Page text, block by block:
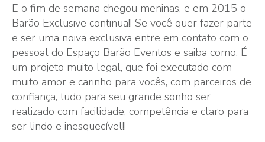
E o fim de semana chegou meninas, e em 2015 o
Barão Exclusive continua!! Se você quer fazer parte
e ser uma noiva exclusiva entre em contato com o
pessoal do Espaço Barão Eventos e saiba como. É
um projeto muito legal, que foi executado com
muito amor e carinho para vocês, com parceiros de
confiança, tudo para seu grande sonho ser
realizado com facilidade, competência e claro para
ser lindo e inesquecível!!